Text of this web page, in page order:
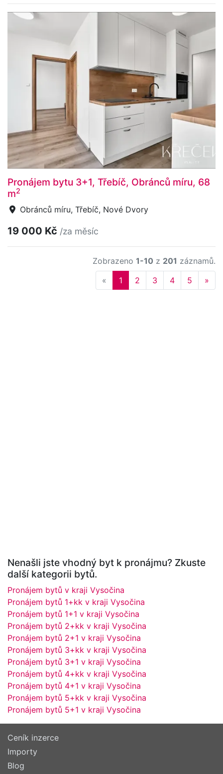
Pronájem bytu 3+1, Třebíč, Obránců míru, 68
m2
Obránců míru, Třebíč, Nové Dvory
19 000 Kč /za měsíc
Zobrazeno 1-10 z 201 záznamů.
« Previous
1 2 3 4 5 »
Nenašli jste vhodný byt k pronájmu? Zkuste
další kategorii bytů.
Pronájem bytů v kraji Vysočina
Pronájem bytů 1+kk v kraji Vysočina
Pronájem bytů 1+1 v kraji Vysočina
Pronájem bytů 2+kk v kraji Vysočina
Pronájem bytů 2+1 v kraji Vysočina
Pronájem bytů 3+kk v kraji Vysočina
Pronájem bytů 3+1 v kraji Vysočina
Pronájem bytů 4+kk v kraji Vysočina
Pronájem bytů 4+1 v kraji Vysočina
Pronájem bytů 5+kk v kraji Vysočina
Pronájem bytů 5+1 v kraji Vysočina
Ceník inzerce
Importy
Blog